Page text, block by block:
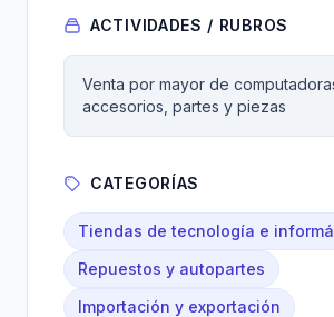
ACTIVIDADES / RUBROS
Venta por mayor de
accesorios, partes y piezas
CATEGORÍAS
Tiendas de tecnología e
Repuestos y autopartes
Importación y exportación